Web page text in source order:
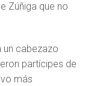
Zúñiga que no
un cabezazo
partícipes de
más